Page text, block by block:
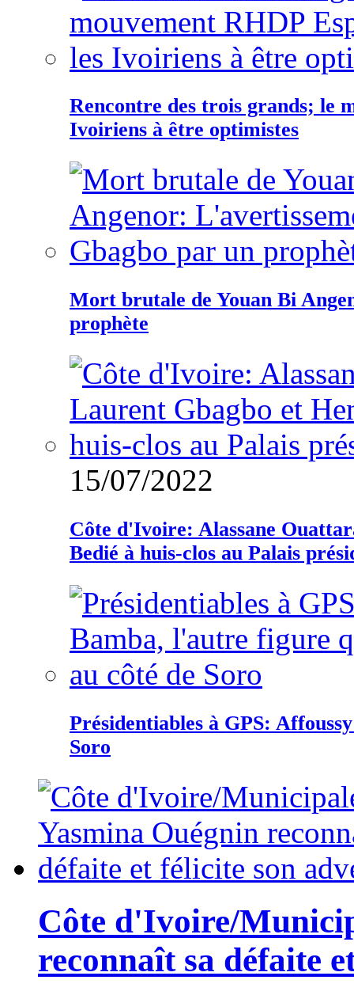
Rencontre des trois grands; le
Ivoiriens à être optimistes
Mort brutale de Youan Bi
prophète
15/07/2022
Côte d'Ivoire: Alassane
Bedié à huis-clos au Palais
Présidentiables à GPS:
Soro
Côte d'Ivoire/
reconnaît sa défaite